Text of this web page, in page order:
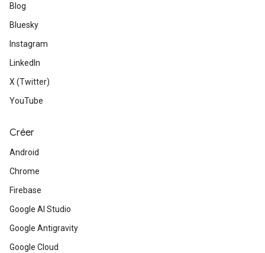
Blog
Bluesky
Instagram
LinkedIn
X (Twitter)
YouTube
Créer
Android
Chrome
Firebase
Google AI Studio
Google Antigravity
Google Cloud